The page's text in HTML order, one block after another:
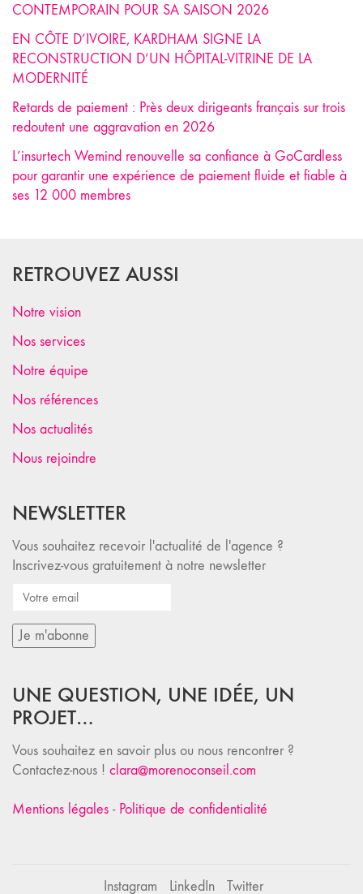
CONTEMPORAIN POUR SA SAISON 2026
EN CÔTE D’IVOIRE, KARDHAM SIGNE LA
RECONSTRUCTION D’UN HÔPITAL-VITRINE DE LA
MODERNITÉ
Retards de paiement : Près deux dirigeants français sur trois
redoutent une aggravation en 2026
L’insurtech Wemind renouvelle sa confiance à GoCardless
pour garantir une expérience de paiement fluide et fiable à
ses 12 000 membres
RETROUVEZ AUSSI
Notre vision
Nos services
Notre équipe
Nos références
Nos actualités
Nous rejoindre
NEWSLETTER
Vous souhaitez recevoir l'actualité de l'agence ?
Inscrivez-vous gratuitement à notre newsletter
UNE QUESTION, UNE IDÉE, UN
PROJET…
Vous souhaitez en savoir plus ou nous rencontrer ?
Contactez-nous ! clara@morenoconseil.com
Mentions légales - Politique de confidentialité
Instagram LinkedIn Twitter